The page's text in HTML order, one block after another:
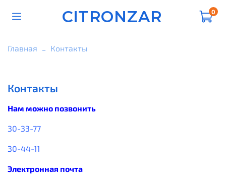
CITRONZAR 0
Главная Контакты
Контакты
Нам можно позвонить
30-33-77
30-44-11
Электронная почта